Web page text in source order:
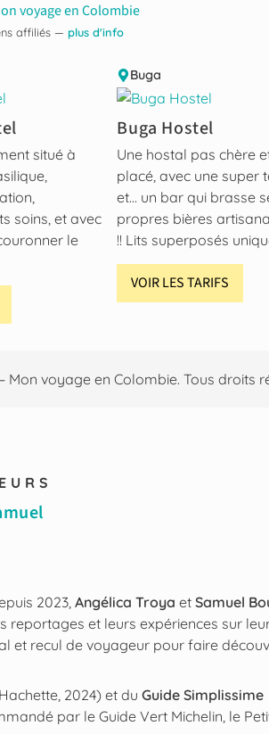
voyage en Colombie
affiliés — plus d'info
situé à
soins, et avec
le
Buga
Buga Hostel
Une hostal pas chère
placé, avec une super
et… un bar qui brasse
propres bières
!! Lits superposés
VOIR LES TARIFS
voyage en Colombie. Tous droits
2023, Angélica Troya et Samuel
reportages et leurs expériences sur
et recul de voyageur pour faire
2024) et du Guide Simplissime
par le Guide Vert Michelin, le